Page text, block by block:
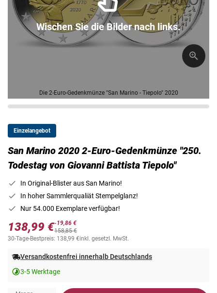
Die 2-Euro-Gedenkmünze "San Marino - Tiepolo" 2020
Wischen Sie die Bilder nach links.
Einzelangebot
San Marino 2020 2-Euro-Gedenkmünze "250.
Todestag von Giovanni Battista Tiepolo"
In Original-Blister aus San Marino!
In hoher Sammlerqualiät Stempelglanz!
Nur 54.000 Exemplare verfügbar!
138,99 €-19,86 €
158,85 €
30-Tage-Bestpreis: 138,99 €inkl. gesetzl. MwSt.
Versandkostenfrei innerhalb Deutschlands
3-5 Werktage